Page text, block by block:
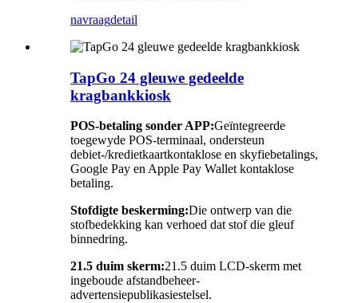
navraagdetail
TapGo 24 gleuwe gedeelde
kragbankkiosk
POS-betaling sonder APP:Geïntegreerde
toegewyde POS-terminaal, ondersteun
debiet-/kredietkaartkontaklose en skyfiebetalings,
Google Pay en Apple Pay Wallet kontaklose
betaling.
Stofdigte beskerming:Die ontwerp van die
stofbedekking kan verhoed dat stof die gleuf
binnedring.
21.5 duim skerm:21.5 duim LCD-skerm met
ingeboude afstandbeheer-
advertensiepublikasiestelsel.